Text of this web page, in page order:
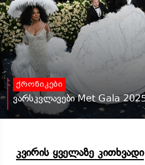
ქრონიკები
ვარსკვლავები Met Gala
კვირის ყველაზე კითხვადი